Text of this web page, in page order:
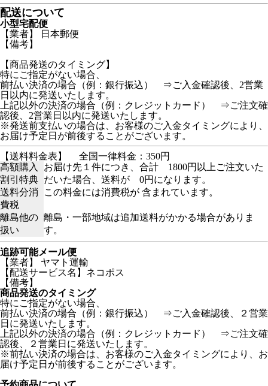
配送について
小型宅配便
【業者】 日本郵便
【備考】
【商品発送のタイミング】
特にご指定がない場合、
前払い決済の場合（例：銀行振込） ⇒ご入金確認後、2営業
日以内に発送いたします。
上記以外の決済の場合（例：クレジットカード） ⇒ご注文確
認後、2営業日以内に発送いたします。
※発送前支払いの場合は、お客様のご入金タイミングにより、
お届け予定日が前後することがございます。
【送料料金表】
全国一律料金：350円
高額購入
割引特典
お届け先１件につき、合計 1800円以上ご注文いた
だいた場合、送料が 0円になります。
送料分消
費税
この料金には消費税が 含まれています。
離島他の
扱い
離島・一部地域は追加送料がかかる場合がありま
す。
追跡可能メール便
【業者】 ヤマト運輸
【配送サービス名】ネコポス
【備考】
商品発送のタイミング
特にご指定がない場合、
前払い決済の場合（例：銀行振込） ⇒ご入金確認後、２営業
日に発送いたします。
上記以外の決済の場合（例：クレジットカード） ⇒ご注文確
認後、２営業日に発送いたします。
※前払い決済の場合は、お客様のご入金タイミングにより、お
届け予定日が前後することがございます。